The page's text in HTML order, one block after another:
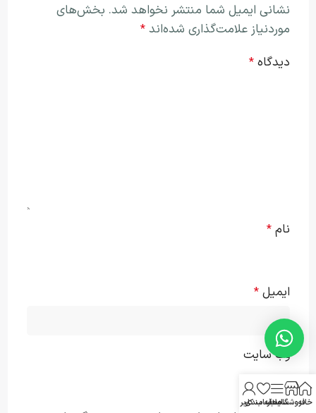
نشانی ایمیل شما منتشر نخواهد شد. بخش‌های
موردنیاز علامت‌گذاری شده‌اند*
دیدگاه*
نام*
ایمیل*
وب‌ سایت
خانهفروشگاهسایدبار
علاقه مندی
حساب کاربری من